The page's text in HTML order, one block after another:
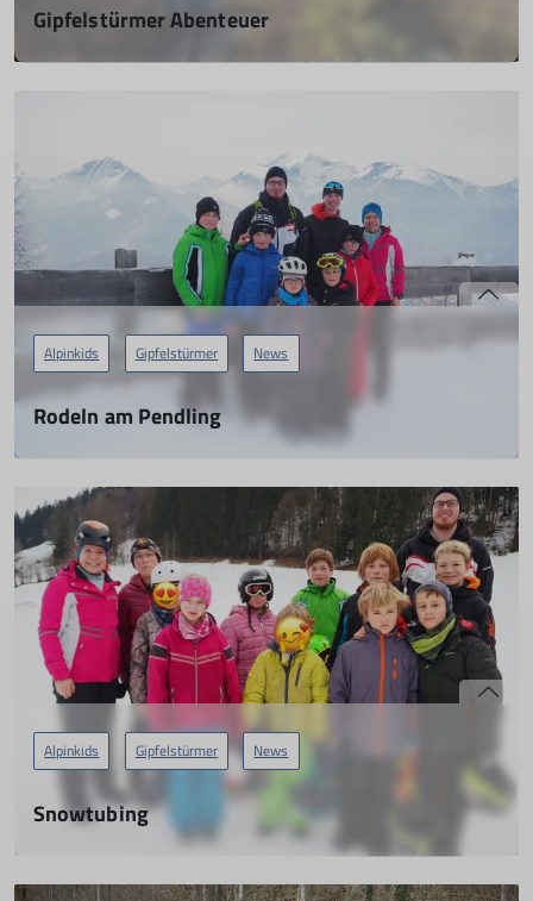
Gipfelstürmer Abenteuer
28.01.2024
Alpinkids Gipfelstürmer News
Rodeln am Pendling
Die Gipfelstürmer unterwegs
mehr erfahren
Alpinkids Gipfelstürmer News
Snowtubing
Snowtuben der Gipfelstürmer in Kössen!